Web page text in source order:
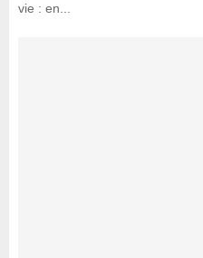
vie : en...